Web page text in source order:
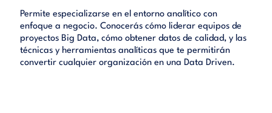
Permite especializarse en el entorno analítico con
enfoque a negocio. Conocerás cómo liderar equipos de
proyectos Big Data, cómo obtener datos de calidad, y las
técnicas y herramientas analíticas que te permitirán
convertir cualquier organización en una Data Driven.